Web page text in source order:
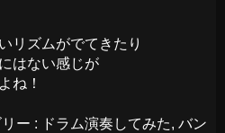
リズムがでてきたり
はない感じが
ね！
ー : ドラム演奏してみた, バン